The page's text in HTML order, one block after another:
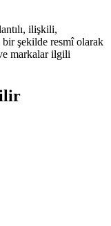
ilişkili,
şekilde resmî olarak
markalar ilgili